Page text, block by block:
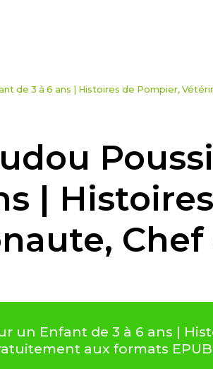
de 3 à 6 ans | Histoires de Pompier,
|
un Enfant de 3 à 6 ans |
aux formats